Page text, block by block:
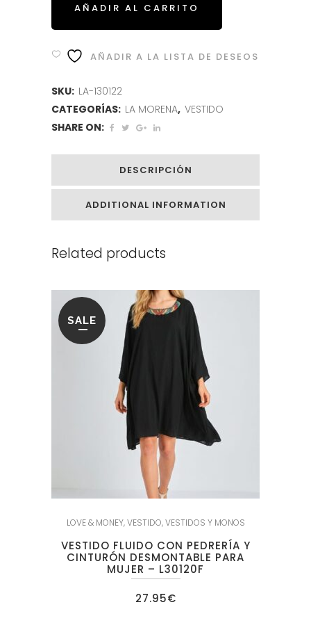
AÑADIR AL CARRITO
AÑADIR A LA LISTA DE DESEOS
SKU: LA-130122
CATEGORÍAS: LA MORENA, VESTIDO
SHARE ON:
DESCRIPCIÓN
ADDITIONAL INFORMATION
Related products
SALE
LOVE & MONEY,VESTIDO,VESTIDOS Y MONOS
VESTIDO FLUIDO CON PEDRERÍA Y
CINTURÓN DESMONTABLE PARA
MUJER – L30120F
27.95€